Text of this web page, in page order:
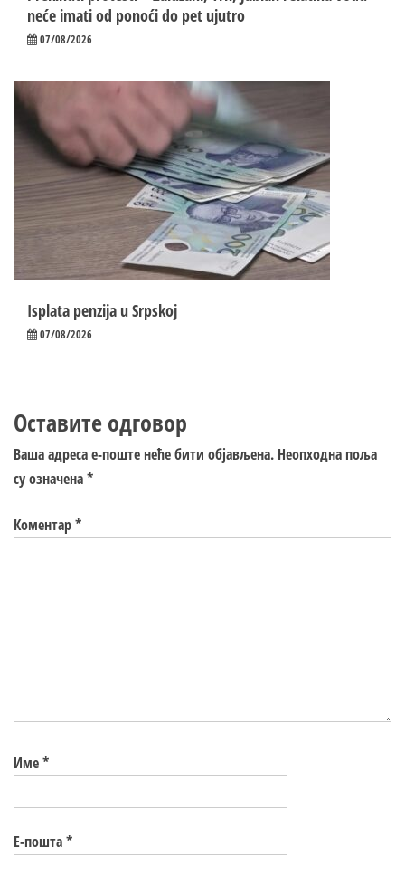
neće imati od ponoći do pet ujutro
07/08/2026
Isplata penzija u Srpskoj
07/08/2026
Оставите одговор
Ваша адреса е-поште неће бити објављена. Неопходна поља
су означена*
Коментар*
Име*
Е-пошта*